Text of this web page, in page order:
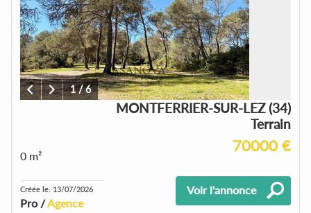
1/6
MONTFERRIER-SUR-LEZ (34)
Terrain
70000 €
0 m²
Créée le: 13/07/2026
Pro /Agence
Voir l'annonce